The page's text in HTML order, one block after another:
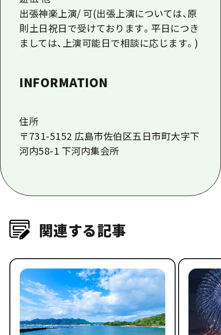
出張神楽上演/ 可(出張上演については、原
則土日祝日で受けております。平日につき
ましては、上演可能日で相談に応じます。)
INFORMATION
住所
〒731-5152 広島市佐伯区五日市町大字下
河内58-1 下河内集会所
関連する記事